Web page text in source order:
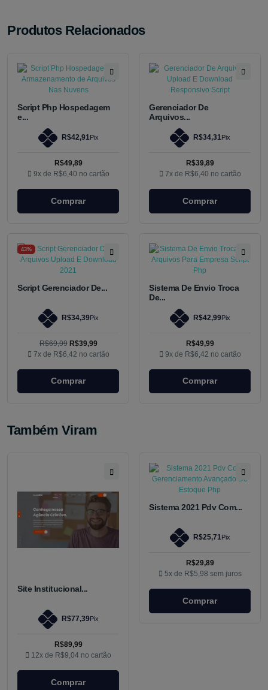
Produtos Relacionados
Script Php Hospedagem
e...
R$42,91Pix
R$49,89
9x de R$6,40 no cartão
Comprar
Gerenciador De
Arquivos...
R$34,31Pix
R$39,89
7x de R$6,40 no cartão
Comprar
43%
Script Gerenciador De...
R$34,39Pix
R$69,99 R$39,99
7x de R$6,42 no cartão
Comprar
Sistema De Envio Troca
De...
R$42,99Pix
R$49,99
9x de R$6,42 no cartão
Comprar
Também Viram
Site Institucional...
R$77,39Pix
R$89,99
12x de R$9,04 no cartão
Comprar
Sistema 2021 Pdv Com...
R$25,71Pix
R$29,89
5x de R$5,98 sem juros
Comprar